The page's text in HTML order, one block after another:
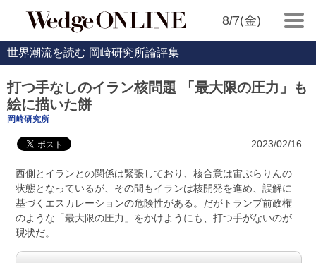
8/7(金)
世界潮流を読む 岡崎研究所論評集
打つ手なしのイラン核問題 「最大限の圧力」も
絵に描いた餅
岡崎研究所
2023/02/16
西側とイランとの関係は緊張しており、核合意は宙ぶらりんの
状態となっているが、その間もイランは核開発を進め、誤解に
基づくエスカレーションの危険性がある。だがトランプ前政権
のような「最大限の圧力」をかけようにも、打つ手がないのが
現状だ。